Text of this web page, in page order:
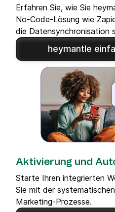
Erfahren Sie, wie Sie
No-Code-Lösung wie
die Datensynchronisation
heymantle
Aktivierung und
Starte Ihren integrierten
Sie mit der
Marketing-Prozesse.